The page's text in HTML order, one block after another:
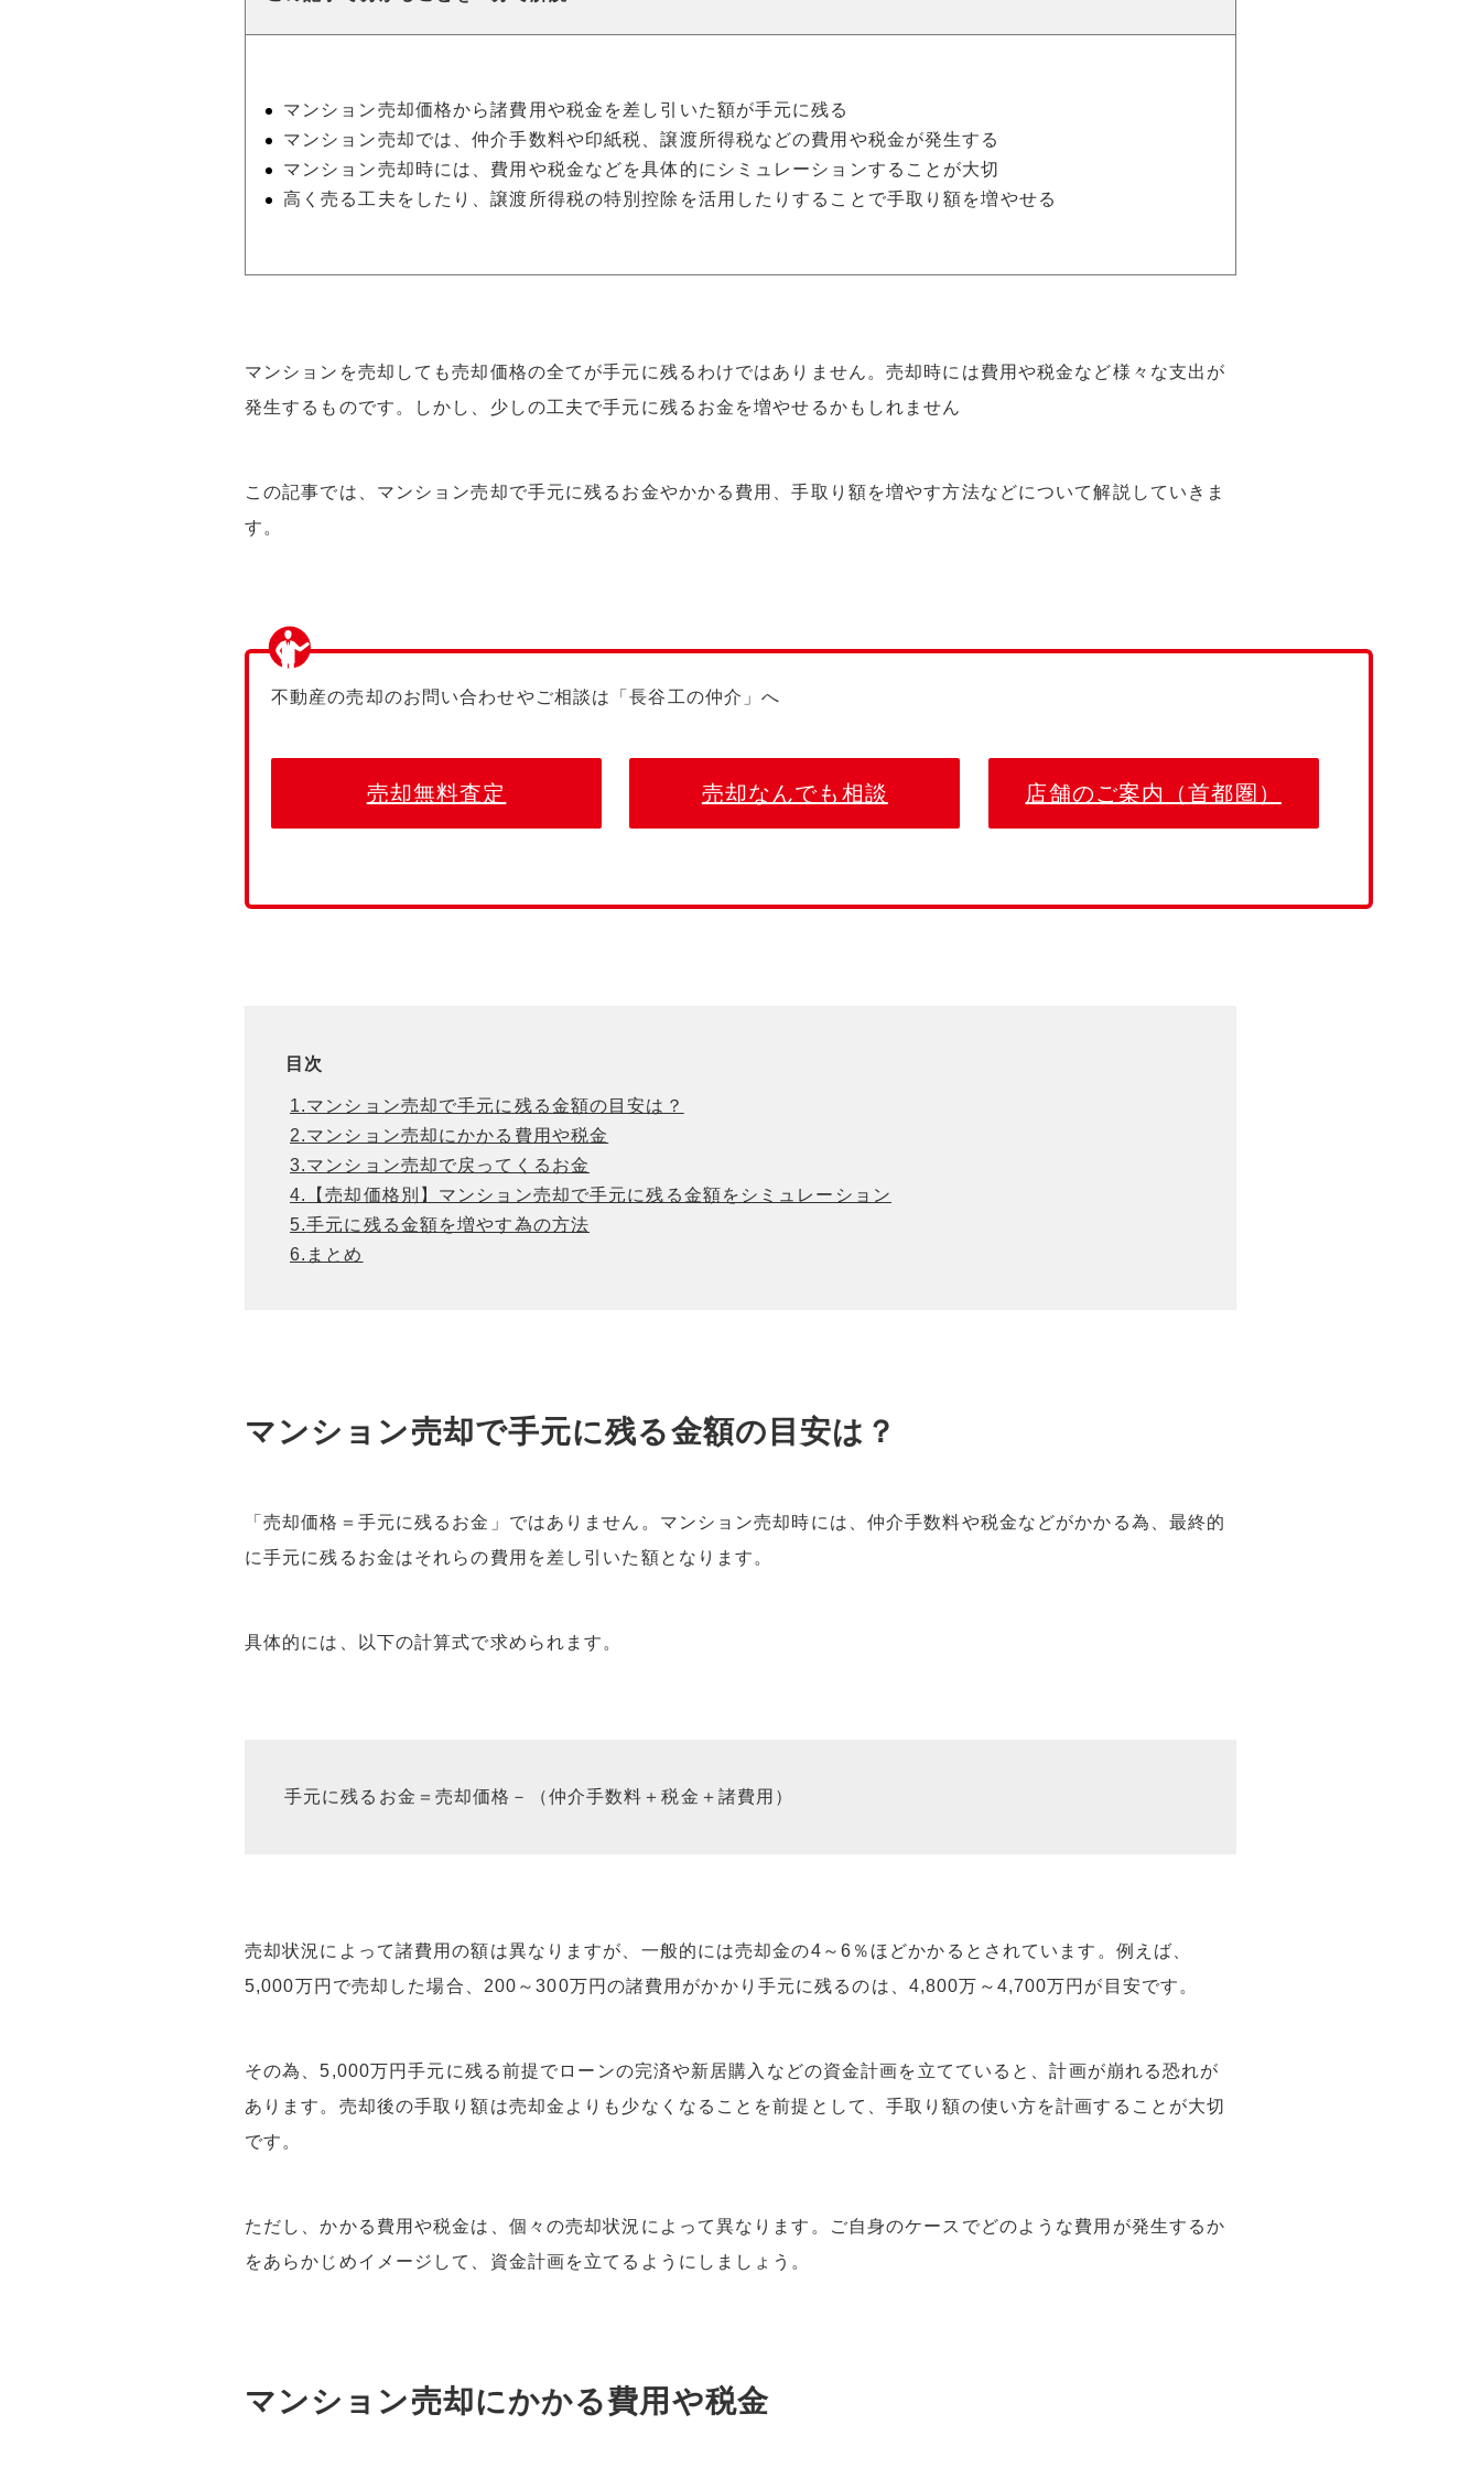
マンション売却価格から諸費用や税金を差し引いた額が手元に残る
マンション売却では、仲介手数料や印紙税、譲渡所得税などの費用や税金が発生する
マンション売却時には、費用や税金などを具体的にシミュレーションすることが大切
高く売る工夫をしたり、譲渡所得税の特別控除を活用したりすることで手取り額を増やせる
マンションを売却しても売却価格の全てが手元に残るわけではありません。売却時には費用や税金など様々な支出が
発生するものです。しかし、少しの工夫で手元に残るお金を増やせるかもしれません
この記事では、マンション売却で手元に残るお金やかかる費用、手取り額を増やす方法などについて解説していきま
す。
不動産の売却のお問い合わせやご相談は「長谷工の仲介」へ
売却無料査定 売却なんでも相談 店舗のご案内（首都圏）
目次
1.マンション売却で手元に残る金額の目安は？
2.マンション売却にかかる費用や税金
3.マンション売却で戻ってくるお金
4.
【売却価格別】マンション売却で手元に残る金額をシミュレーション
5.手元に残る金額を増やす為の方法
6. まとめ
マンション売却で手元に残る金額の目安は？
「売却価格＝手元に残るお金」ではありません。マンション売却時には、仲介手数料や税金などがかかる為、最終的
に手元に残るお金はそれらの費用を差し引いた額となります。
具体的には、以下の計算式で求められます。
手元に残るお金＝売却価格－（仲介手数料＋税金＋諸費用）
売却状況によって諸費用の額は異なりますが、一般的には売却金の4～6％ほどかかるとされています。例えば、
5,000万円で売却した場合、200～300万円の諸費用がかかり手元に残るのは、4,800万～4,700万円が目安です。
その為、5,000万円手元に残る前提でローンの完済や新居購入などの資金計画を立てていると、計画が崩れる恐れが
あります。売却後の手取り額は売却金よりも少なくなることを前提として、手取り額の使い方を計画することが大切
です。
ただし、かかる費用や税金は、個々の売却状況によって異なります。ご自身のケースでどのような費用が発生するか
をあらかじめイメージして、資金計画を立てるようにしましょう。
マンション売却にかかる費用や税金